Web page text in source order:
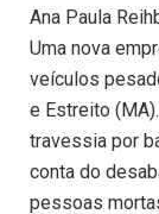
Ana Paula
Uma nova
veículos
e Estreito
travessia por
conta do
pessoas